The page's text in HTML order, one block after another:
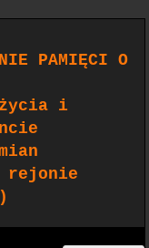
PAMIĘCI O
życia i
rejonie